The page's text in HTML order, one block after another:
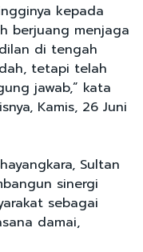
kepada
berjuang menjaga
di tengah
tetapi telah
jawab,” kata
Kamis, 26 Juni
Sultan
sinergi
sebagai
damai,